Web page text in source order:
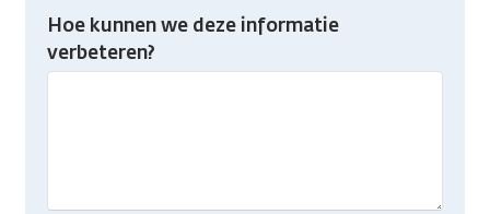
Heb
gevonden
Hoe kunnen we deze informatie
verbeteren?